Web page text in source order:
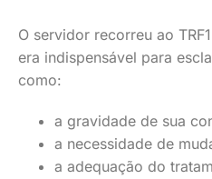
O servidor recorreu ao
era indispensável para
como:
a gravidade de sua
a necessidade de
a adequação do